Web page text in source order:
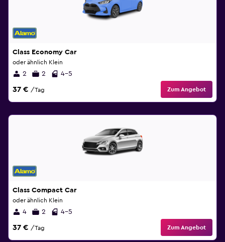
Class Economy Car
oder ähnlich Klein
2 2 4-5
37 € /Tag Zum Angebot
Class Compact Car
oder ähnlich Klein
4 2 4-5
37 € /Tag Zum Angebot